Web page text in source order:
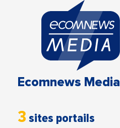
Ecomnews Media
3 sites portails